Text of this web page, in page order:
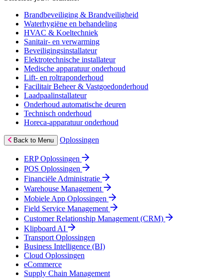
Brandbeveiliging & Brandveiligheid
Waterhygiëne en behandeling
HVAC & Koeltechniek
Sanitair- en verwarming
Beveiligingsinstallateur
Elektrotechnische installateur
Medische apparatuur onderhoud
Lift- en roltraponderhoud
Facilitair Beheer & Vastgoedonderhoud
Laadpaalinstallateur
Onderhoud automatische deuren
Technisch onderhoud
Horeca-apparatuur onderhoud
Back to Menu Oplossingen
ERP Oplossingen
POS Oplossingen
Financiële Administratie
Warehouse Management
Mobiele App Oplossingen
Field Service Management
Customer Relationship Management (CRM)
Klipboard AI
Transport Oplossingen
Business Intelligence (BI)
Cloud Oplossingen
eCommerce
Supply Chain Management